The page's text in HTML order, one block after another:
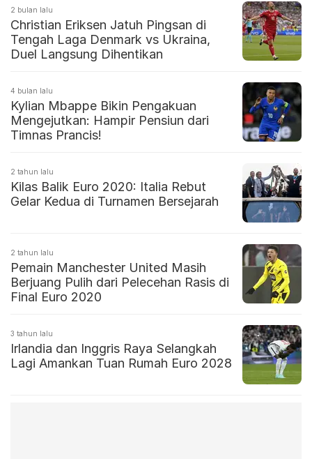
2 bulan lalu
Christian Eriksen Jatuh Pingsan di
Tengah Laga Denmark vs Ukraina,
Duel Langsung Dihentikan
4 bulan lalu
Kylian Mbappe Bikin Pengakuan
Mengejutkan: Hampir Pensiun dari
Timnas Prancis!
2 tahun lalu
Kilas Balik Euro 2020: Italia Rebut
Gelar Kedua di Turnamen Bersejarah
2 tahun lalu
Pemain Manchester United Masih
Berjuang Pulih dari Pelecehan Rasis di
Final Euro 2020
3 tahun lalu
Irlandia dan Inggris Raya Selangkah
Lagi Amankan Tuan Rumah Euro 2028